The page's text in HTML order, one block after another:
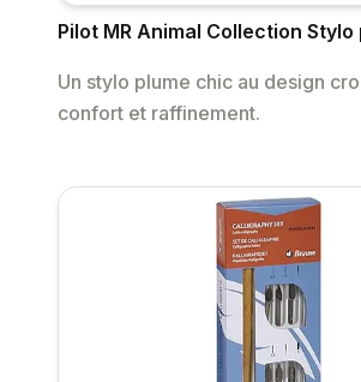
Pilot MR Animal Collection Stylo
Un stylo plume chic au design
confort et raffinement.